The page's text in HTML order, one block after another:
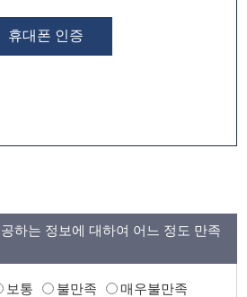
휴대폰 인증
하는 정보에 대하여 어느 정도 만족
보통 불만족 매우불만족